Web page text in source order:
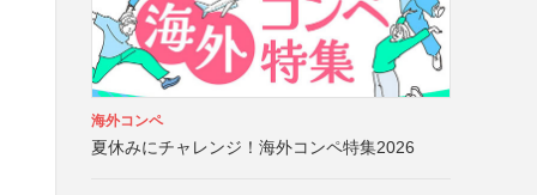
海外コンペ
夏休みにチャレンジ！海外コンペ特集2026